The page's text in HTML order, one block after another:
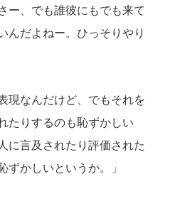
ー、でも誰彼にもでも来て
んだよねー。ひっそりやり
現なんだけど、でもそれを
たりするのも恥ずかしい
に言及されたり評価された
ずかしいというか。」